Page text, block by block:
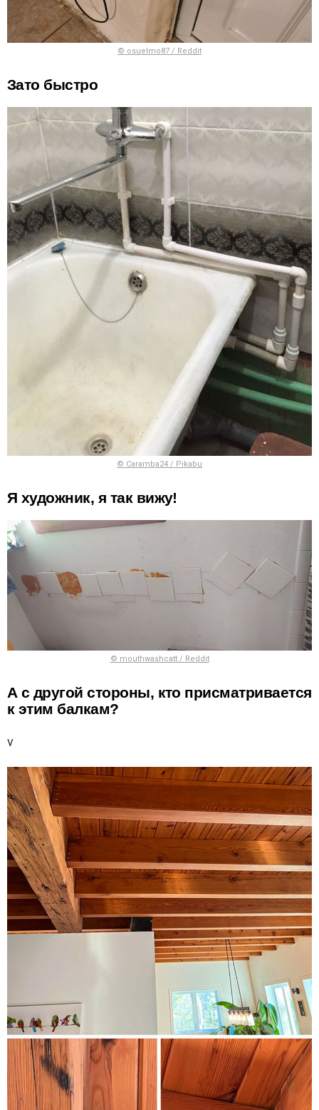
© osuelmo87 / Reddit
Зато быстро
© Caramba24 / Pikabu
Я художник, я так вижу!
© mouthwashcatt / Reddit
А с другой стороны, кто присматривается
к этим балкам?
v